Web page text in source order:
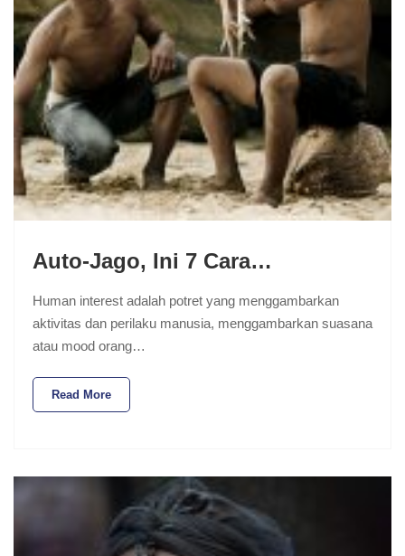
Auto-Jago, Ini 7 Cara…
Human interest adalah potret yang menggambarkan
aktivitas dan perilaku manusia, menggambarkan suasana
atau mood orang…
Read More